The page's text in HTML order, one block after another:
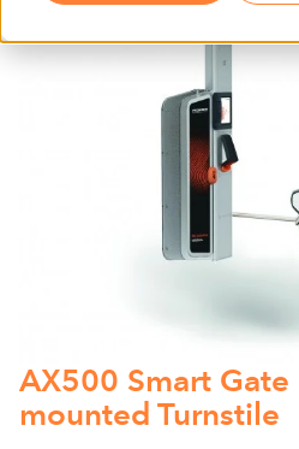
AX500 Smart
mounted Turnstile